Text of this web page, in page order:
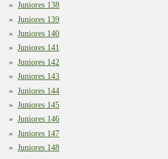
Juniores 138
Juniores 139
Juniores 140
Juniores 141
Juniores 142
Juniores 143
Juniores 144
Juniores 145
Juniores 146
Juniores 147
Juniores 148